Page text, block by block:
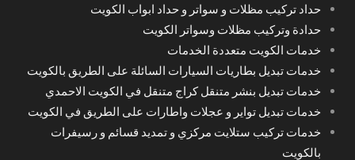
حداد تركيب مظلات و سواتر و حداد ابواب الكويت
حدادة وتركيب مظلات وسواتر الكويت
خدمات الكويت متعددة الخدمات
خدمات تبديل بطاريات السيارات السائلة على الطريق بالكويت
خدمات تبديل بنشر متنقل كراج متنقل في الكويت الاحمدي
خدمات تبديل تواير و عجلات واطارات على الطريق في الكويت
خدمات تركيب ستلايت مركزي و تمديد قسائم و رسيفرات
بالكويت